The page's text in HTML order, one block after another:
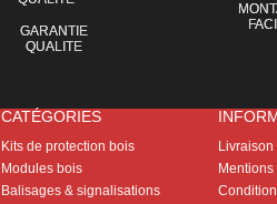
GARANTIE
QUALITE
CATÉGORIES
Kits de protection bois
Modules bois
Balisages & signalisations
Livraison